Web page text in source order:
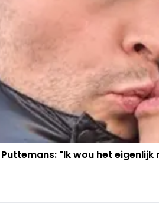
"Ik wou het